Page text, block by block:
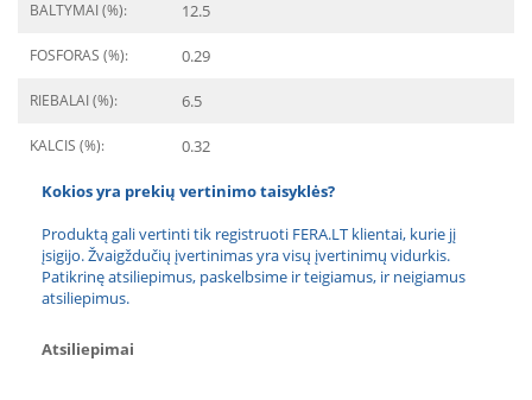
BALTYMAI (%): 12.5
FOSFORAS (%): 0.29
RIEBALAI (%): 6.5
KALCIS (%): 0.32
Kokios yra prekių vertinimo taisyklės?
Produktą gali vertinti tik registruoti FERA.LT klientai, kurie jį
įsigijo. Žvaigždučių įvertinimas yra visų įvertinimų vidurkis.
Patikrinę atsiliepimus, paskelbsime ir teigiamus, ir neigiamus
atsiliepimus.
Atsiliepimai